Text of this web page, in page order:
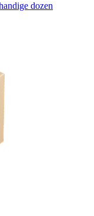
dozen